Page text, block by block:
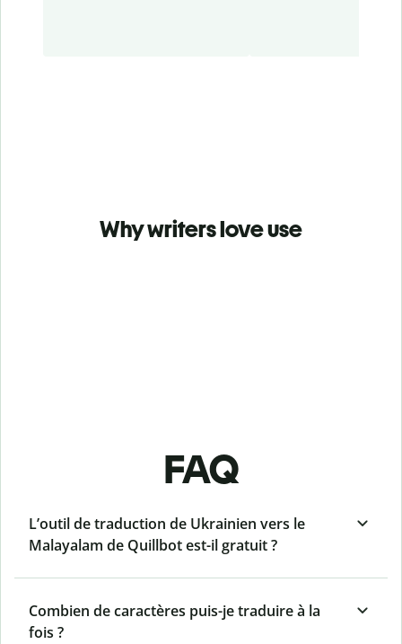
Why writers love use
FAQ
L’outil de traduction de Ukrainien vers le
Malayalam de Quillbot est-il gratuit ?
Combien de caractères puis-je traduire à la
fois ?